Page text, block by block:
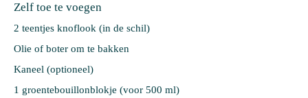
Zelf toe te voegen
2 teentjes knoflook (in de schil)
Olie of boter om te bakken
Kaneel (optioneel)
1 groentebouillonblokje (voor 500 ml)